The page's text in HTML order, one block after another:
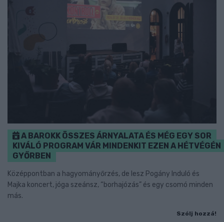
A BAROKK ÖSSZES ÁRNYALATA ÉS MÉG EGY SOR
KIVÁLÓ PROGRAM VÁR MINDENKIT EZEN A HÉTVÉGÉN
GYŐRBEN
Középpontban a hagyományőrzés, de lesz Pogány Induló és
Majka koncert, jóga szeánsz, “borhajózás” és egy csomó minden
más.
Szólj hozzá!